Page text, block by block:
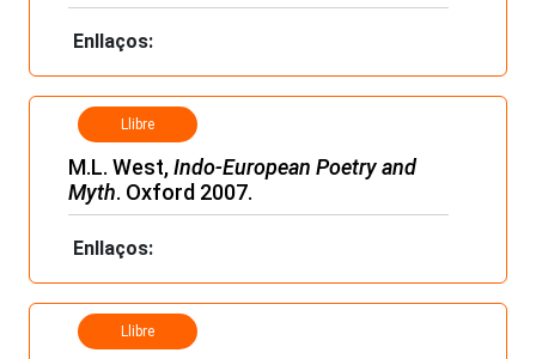
Enllaços:
Llibre
M.L. West,Indo-European Poetry and
Myth. Oxford 2007.
Enllaços:
Llibre